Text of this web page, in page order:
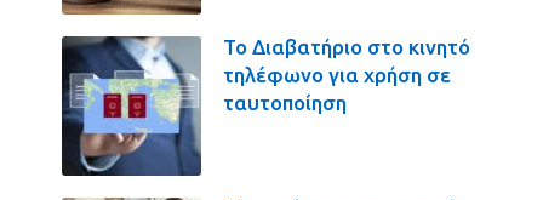
Το Διαβατήριο στο κινητό
τηλέφωνο για χρήση σε
ταυτοποίηση